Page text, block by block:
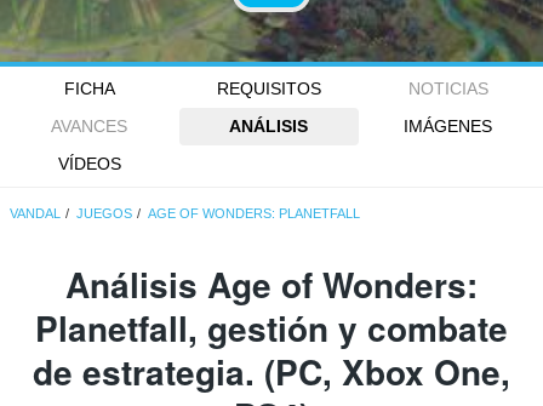
FICHA REQUISITOS
NOTICIAS
AVANCES
ANÁLISIS
IMÁGENES
VÍDEOS
VANDAL JUEGOS AGE OF WONDERS: PLANETFALL
Análisis Age of Wonders:
Planetfall, gestión y combate
de estrategia. (PC, Xbox One,